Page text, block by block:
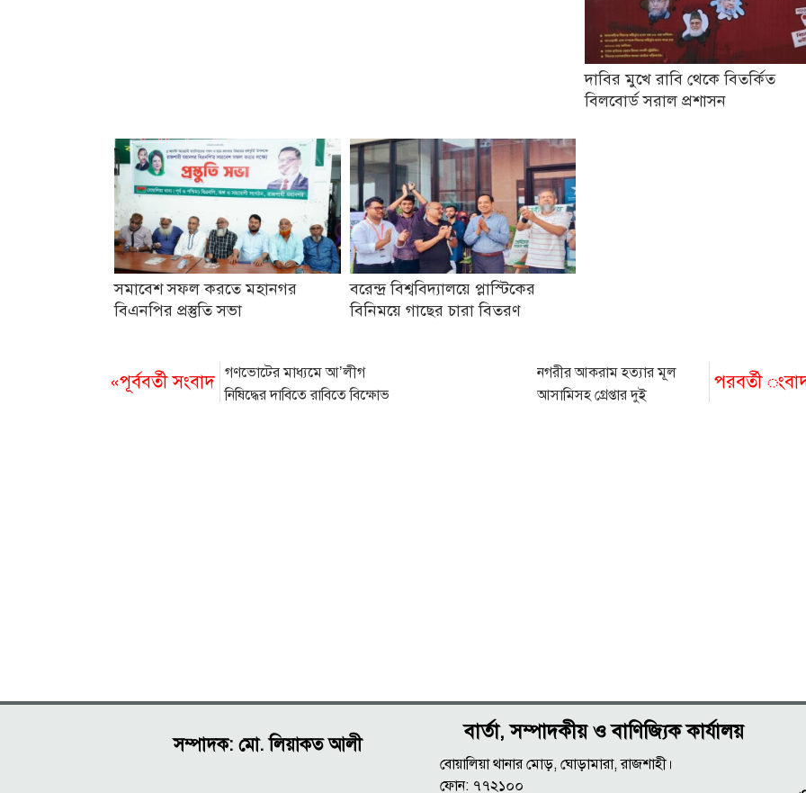
দাবির মুখে রাবি থেকে বিতর্কিত
বিলবোর্ড সরাল প্রশাসন
সমাবেশ সফল করতে মহানগর
বিএনপির প্রস্তুতি সভা
বরেন্দ্র বিশ্ববিদ্যালয়ে প্লাস্টিকের
বিনিময়ে গাছের চারা বিতরণ
«পূর্ববর্তী সংবাদ গণভোটের মাধ্যমে আ’লীগ
নিষিদ্ধের দাবিতে রাবিতে বিক্ষোভ
পরবর্তী
নগরীর আকরাম হত্যার মূল
আসামিসহ গ্রেপ্তার দুই
সম্পাদক: মো. লিয়াকত আলী
বার্তা, সম্পাদকীয় ও বাণিজ্যিক কার্যালয়
বোয়ালিয়া থানার মোড়, ঘোড়ামারা, রাজশাহী।
ফোন: ৭৭২১০০